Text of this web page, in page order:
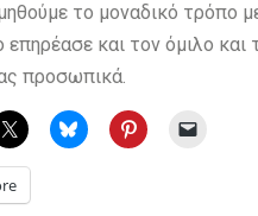
το μοναδικό τρόπο
επηρέασε και τον όμιλο και
προσωπικά.